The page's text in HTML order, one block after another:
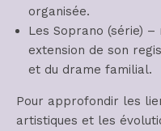
organisée.
Les Soprano (série)
extension de son
et du drame familial.
Pour approfondir les
artistiques et les